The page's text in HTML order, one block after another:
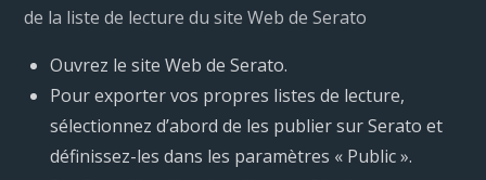
de la liste de lecture du site Web de Serato
Ouvrez le site Web de Serato.
Pour exporter vos propres listes de lecture,
sélectionnez d’abord de les publier sur Serato et
définissez-les dans les paramètres « Public ».